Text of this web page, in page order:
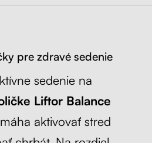
pre zdravé sedenie
sedenie na
Liftor Balance
aktivovať stred